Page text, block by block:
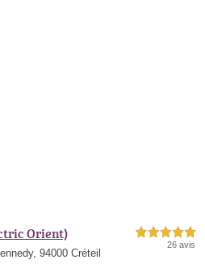
Orient)
94000 Créteil
5,0 étoiles sur 5
26 avis